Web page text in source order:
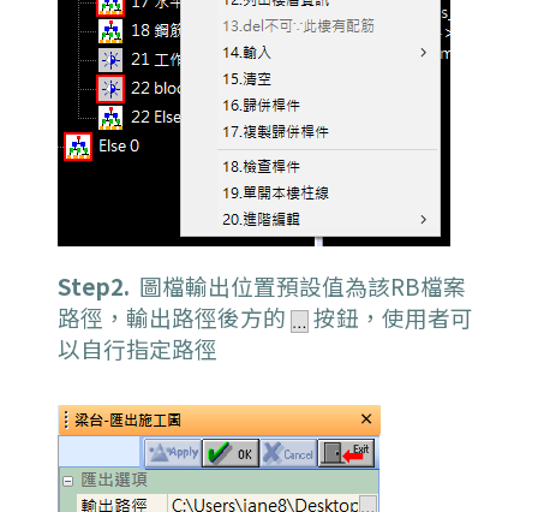
Step2. 圖檔輸出位置預設值為該RB檔案
路徑，輸出路徑後方的
按鈕，使用者可
以自行指定路徑